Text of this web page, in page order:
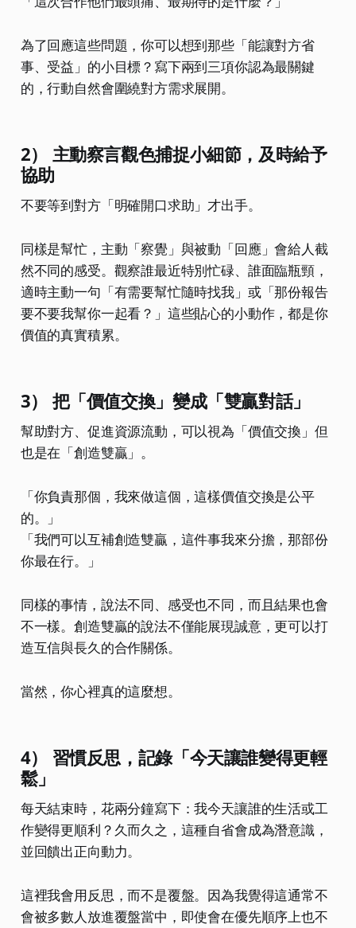
為了回應這些問題，你可以想到那些「能讓對方省
事、受益」的小目標？寫下兩到三項你認為最關鍵
的，行動自然會圍繞對方需求展開。
2） 主動察言觀色捕捉小細節，及時給予
協助
不要等到對方「明確開口求助」才出手。
同樣是幫忙，主動「察覺」與被動「回應」會給人截
然不同的感受。觀察誰最近特別忙碌、誰面臨瓶頸，
適時主動一句「有需要幫忙隨時找我」或「那份報告
要不要我幫你一起看？」這些貼心的小動作，都是你
價值的真實積累。
3） 把「價值交換」變成「雙贏對話」
幫助對方、促進資源流動，可以視為「價值交換」但
也是在「創造雙贏」。
「你負責那個，我來做這個，這樣價值交換是公平
的。」
「我們可以互補創造雙贏，這件事我來分擔，那部份
你最在行。」
同樣的事情，說法不同、感受也不同，而且結果也會
不一樣。創造雙贏的說法不僅能展現誠意，更可以打
造互信與長久的合作關係。
當然，你心裡真的這麼想。
4） 習慣反思，記錄「今天讓誰變得更輕
鬆」
每天結束時，花兩分鐘寫下：我今天讓誰的生活或工
作變得更順利？久而久之，這種自省會成為潛意識，
並回饋出正向動力。
這裡我會用反思，而不是覆盤。因為我覺得這通常不
會被多數人放進覆盤當中，即使會在優先順序上也不